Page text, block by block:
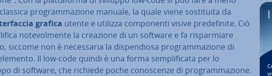
pro­gram­ma­zio­ne manuale, la quale viene so­sti­tui­ta da
grafica utente e utilizza com­po­nen­ti visive pre­de­fi­ni­te. Ciò
no­te­vol­men­te la creazione di un software e fa ri­spar­mia­re
siccome non è ne­ces­sa­ria la di­spen­dio­sa pro­gram­ma­zio­ne di
Il low-code quindi è una forma sem­pli­fi­ca­ta per lo
di software, che richiede poche co­no­scen­ze di pro­gram­ma­zio­ne.